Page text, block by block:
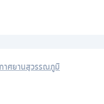
าศยานสุวรรณภูมิ